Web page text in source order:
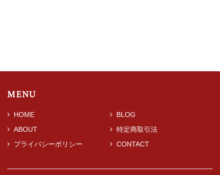
MENU
HOME
BLOG
ABOUT
特定商取引法
プライバシーポリシー
CONTACT